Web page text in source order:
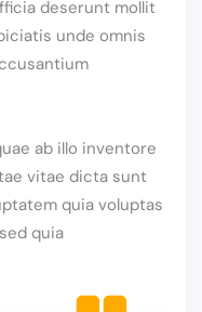
deserunt mollit
unde omnis
ab illo inventore
vitae dicta sunt
quia voluptas
quia